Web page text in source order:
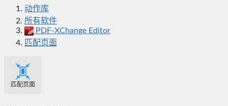
动作库
所有软件
PDF-XChange Editor
匹配页面
匹配页面